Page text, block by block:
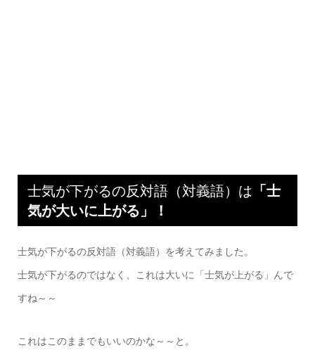
士気が下がるの反対語（対義語）は 「士
気が大いに上がる」！
士気が下がるの反対語（対義語）を考えてみました。
士気が下がるのではなく、これは大いに「士気が上がる」んで
すね～～
これはこのままでもいいのかな～～と。